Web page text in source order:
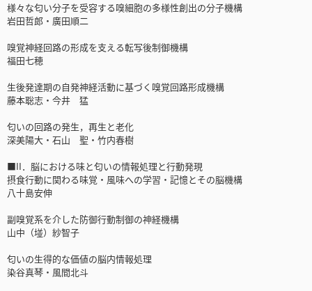
様々な匂い分子を受容する嗅細胞の多様性創出の分子機構
岩田哲郎・廣田順二
嗅覚神経回路の形成を支える転写後制御機構
福田七穂
生後発達期の自発神経活動に基づく嗅覚回路形成機構
藤本聡志・今井 猛
匂いの回路の発生，再生と老化
深美陽大・石山 聖・竹内春樹
■II．脳における味と匂いの情報処理と行動発現
摂食行動に関わる味覚・風味への学習・記憶とその脳機構
八十島安伸
副嗅覚系を介した防御行動制御の神経機構
山中（𡌶）紗智子
匂いの生得的な価値の脳内情報処理
染谷真琴・風間北斗